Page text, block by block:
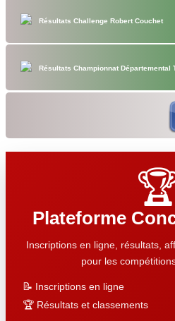
Résultats Challenge Robert Couchet
Résultats Championnat Départemental
Plateforme
Inscriptions en ligne, résultats,
pour les
📝 Inscriptions en ligne
🏆 Résultats et classements